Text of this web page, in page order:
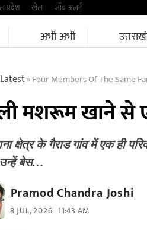
प्रदेश खेल जॉब अलर्ट
अभी अभी
Latest»Four Members Of The Same
मशरूम खाने से
क्षेत्र के गैराड गांव में एक ही
बेस…
Pramod Chandra Joshi
8 JUL, 2026 11:43 AM